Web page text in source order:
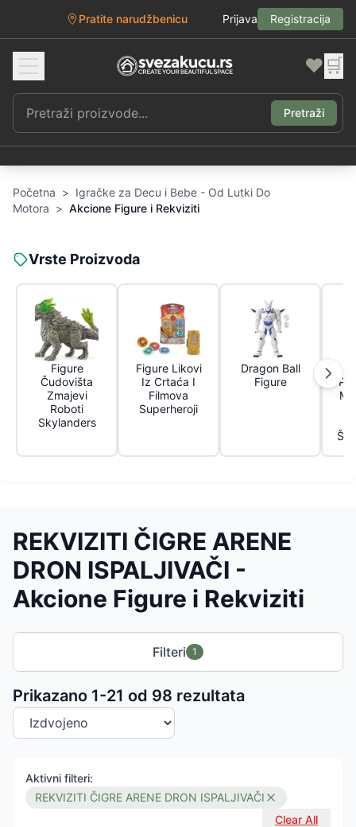
Pratite narudžbenicu Prijava Registracija
❤️ 🛒
Pretraži
Početna > Igračke za Decu i Bebe - Od Lutki Do
Motora > Akcione Figure i Rekviziti
Vrste Proizvoda
Figure
Čudovišta
Zmajevi
Roboti
Skylanders
Figure Likovi
Iz Crtaća I
Filmova
Superheroji
Dragon Ball
Figure
REKVIZITI ČIGRE ARENE
DRON ISPALJIVAČI -
Akcione Figure i Rekviziti
Filteri 1
Prikazano 1-21 od 98 rezultata
Sortiranje proizvoda
Aktivni filteri:
REKVIZITI ČIGRE ARENE DRON ISPALJIVAČI
Clear All